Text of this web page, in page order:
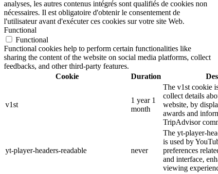
analyses, les autres contenus intégrés sont qualifiés de cookies non
nécessaires. Il est obligatoire d'obtenir le consentement de
l'utilisateur avant d'exécuter ces cookies sur votre site Web.
Functional
Functional
Functional cookies help to perform certain functionalities like
sharing the content of the website on social media platforms, collect
feedbacks, and other third-party features.
Cookie
Duration
v1st
1 year 1
month
The v1st cookie
collect details
website, by
awards and
TripAdvisor
yt-player-headers-readable never
The yt-player-
is used by
preferences
and interface,
viewing